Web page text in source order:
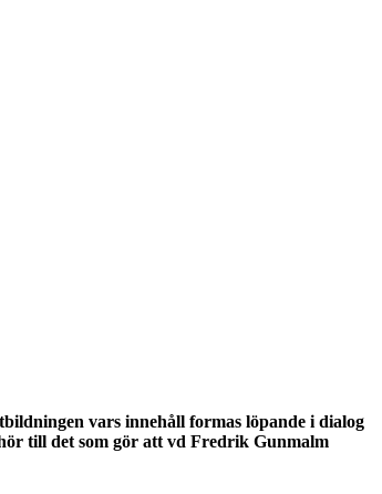
vars innehåll formas löpande i dialog
till det som gör att vd Fredrik Gunmalm